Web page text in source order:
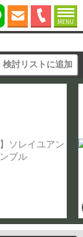
MENU
検討リストに追加